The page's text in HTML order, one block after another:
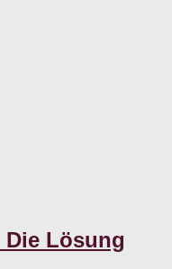
Die Lösung